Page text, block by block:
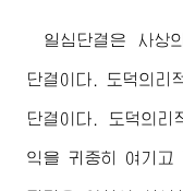
일심단결은 사상
단결이다. 도덕의리
단결이다. 도덕의리
익을 귀중히 여기고